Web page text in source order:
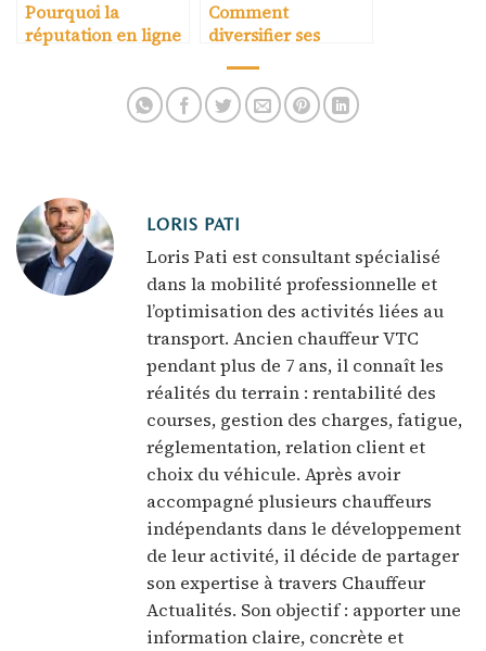
Pourquoi la
réputation en ligne
Comment
diversifier ses
LORIS PATI
Loris Pati est consultant spécialisé
dans la mobilité professionnelle et
l’optimisation des activités liées au
transport. Ancien chauffeur VTC
pendant plus de 7 ans, il connaît les
réalités du terrain : rentabilité des
courses, gestion des charges, fatigue,
réglementation, relation client et
choix du véhicule. Après avoir
accompagné plusieurs chauffeurs
indépendants dans le développement
de leur activité, il décide de partager
son expertise à travers Chauffeur
Actualités. Son objectif : apporter une
information claire, concrète et